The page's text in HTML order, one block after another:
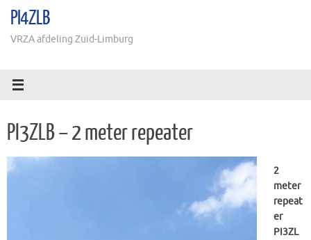
naarPI4ZLB
VRZA afdeling Zuid-Limburg
PI3ZLB – 2 meter repeater
2
meter
repeat
er
PI3ZL